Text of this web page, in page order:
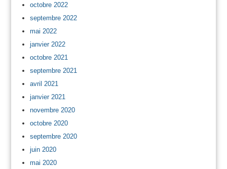
octobre 2022
septembre 2022
mai 2022
janvier 2022
octobre 2021
septembre 2021
avril 2021
janvier 2021
novembre 2020
octobre 2020
septembre 2020
juin 2020
mai 2020